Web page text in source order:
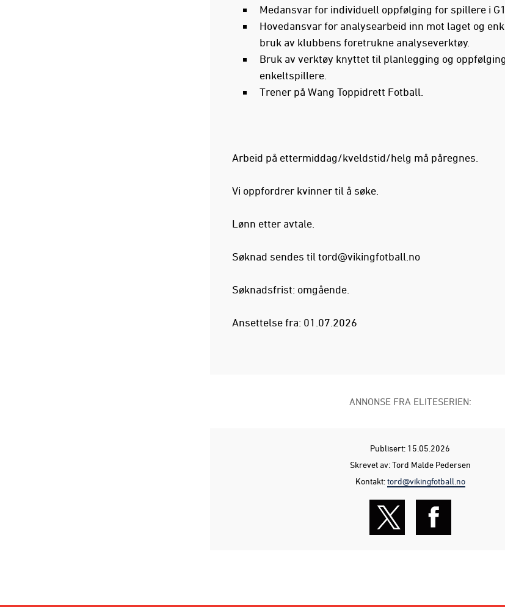
Medansvar for individuell oppfølging for spillere i
Hovedansvar for analysearbeid inn mot laget og
bruk av klubbens foretrukne analyseverktøy.
Bruk av verktøy knyttet til planlegging og
enkeltspillere.
Trener på Wang Toppidrett Fotball.
Arbeid på ettermiddag/kveldstid/helg må påregnes.
Vi oppfordrer kvinner til å søke.
Lønn etter avtale.
Søknad sendes til tord@vikingfotball.no
Søknadsfrist: omgående.
Ansettelse fra: 01.07.2026
ANNONSE FRA ELITESERIEN:
Publisert: 15.05.2026
Skrevet av: Tord Malde Pedersen
Kontakt:tord@vikingfotball.no